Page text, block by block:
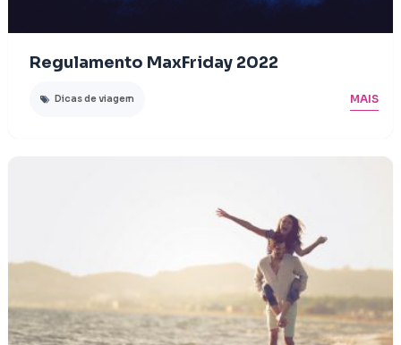
Regulamento MaxFriday 2022
Dicas de viagem MAIS